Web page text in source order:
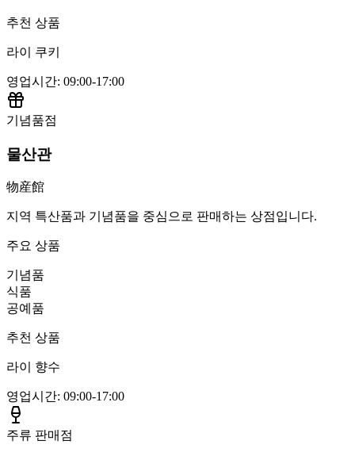
추천 상품
라이 쿠키
영업시간: 09:00-17:00
기념품점
물산관
物産館
지역 특산품과 기념품을 중심으로 판매하는 상점입니다.
주요 상품
기념품
식품
공예품
추천 상품
라이 향수
영업시간: 09:00-17:00
주류 판매점